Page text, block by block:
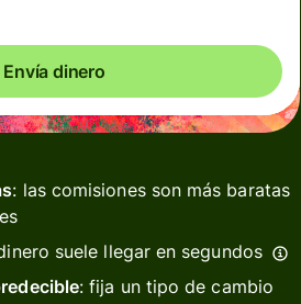
Envía dinero
: las comisiones son más baratas
suele llegar en segundos
: fija un tipo de cambio